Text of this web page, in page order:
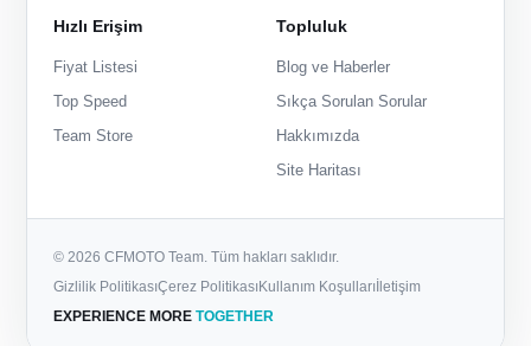
Hızlı Erişim
Fiyat Listesi
Top Speed
Team Store
Topluluk
Blog ve Haberler
Sıkça Sorulan Sorular
Hakkımızda
Site Haritası
© 2026 CFMOTO Team. Tüm hakları saklıdır.
Gizlilik PolitikasıÇerez PolitikasıKullanım Koşulları İletişim
EXPERIENCE MORE TOGETHER